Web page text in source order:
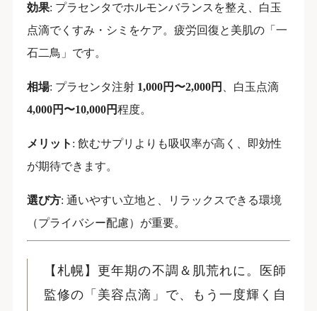
効果: プラセンタでホルモンバランスを整え、白玉
点滴でくすみ・シミをケア。疲労回復と美肌の「一
石二鳥」です。
相場: プラセンタ注射 1,000円〜2,000円
、白玉点滴
4,000円〜10,000円程度。
メリット : 飲むサプリよりも吸収率が高く、即効性
が期待できます。
選び方: 通いやすい立地と、リラックスできる環境
（プライバシー配慮）が重要。
【札幌】更年期の不調＆肌荒れに。医師
監修の「美容点滴」で、もう一度輝く自